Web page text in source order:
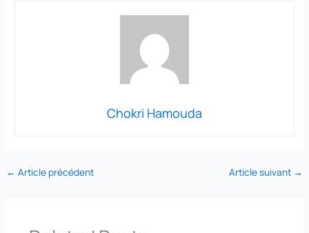
Chokri Hamouda
← Article précédent Article suivant →